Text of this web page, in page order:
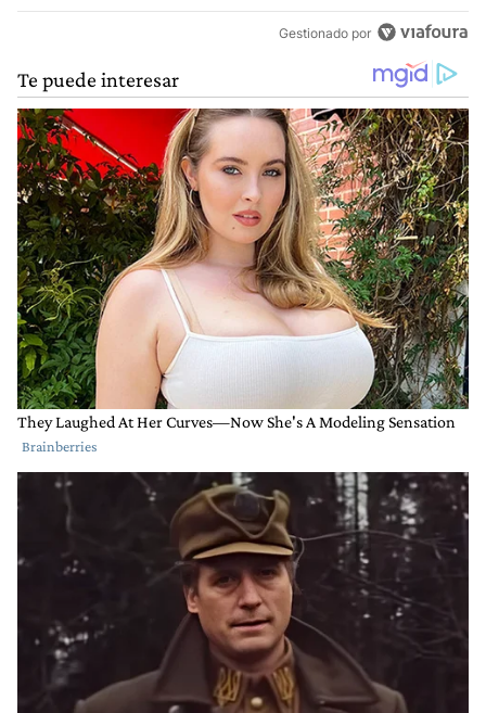
Gestionado por